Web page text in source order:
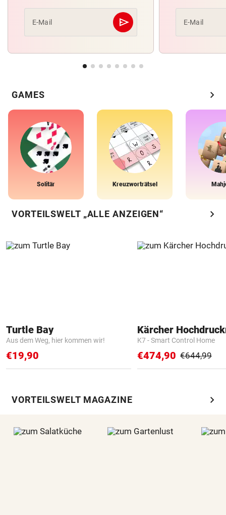
E-Mail send
Abschicken E-Mail
GAMES chevron_right
Solitär Kreuzworträtsel
VORTEILSWELT „ALLE ANZEIGEN“ chevron_right
Turtle Bay
Aus dem Weg, hier kommen wir!
€19,90
Kärcher
K7 - Smart Control Home
€474,90 €644,99
VORTEILSWELT MAGAZINE chevron_right